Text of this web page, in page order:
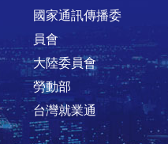
國家通訊傳播委
員會
大陸委員會
勞動部
台灣就業通